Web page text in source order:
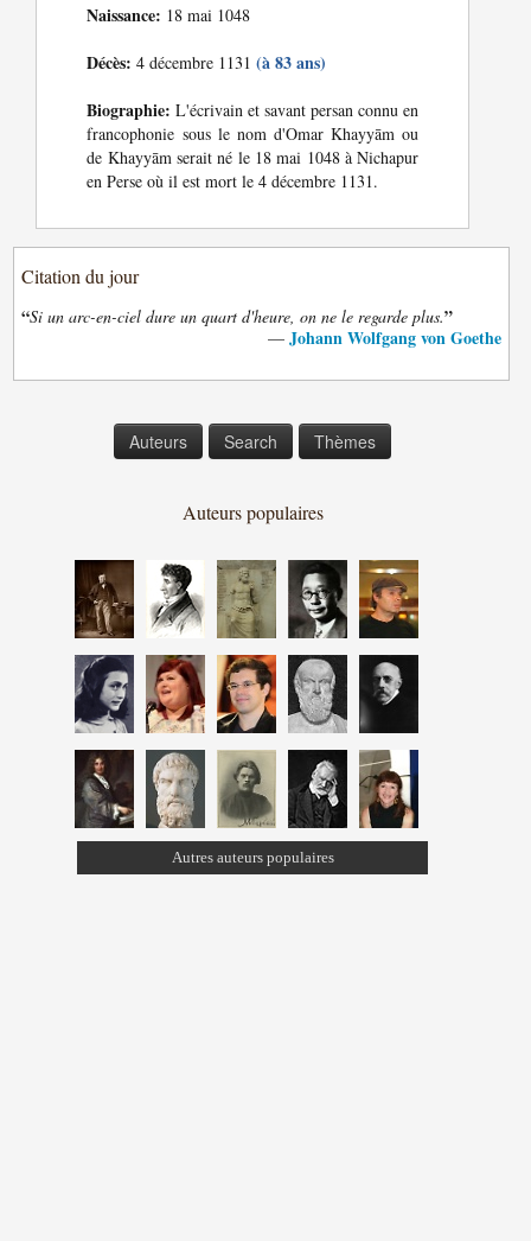
Naissance: 18 mai 1048
Décès: 4 décembre 1131(à 83 ans)
Biographie: L'écrivain et savant persan connu en
francophonie sous le nom d'Omar Khayyām ou
de Khayyām serait né le 18 mai 1048 à Nichapur
en Perse où il est mort le 4 décembre 1131.
Citation du jour
“Si un arc-en-ciel dure un quart d'heure, on ne le regarde plus.”
— Johann Wolfgang von Goethe
Auteurs Search Thèmes
Auteurs populaires
Autres auteurs populaires